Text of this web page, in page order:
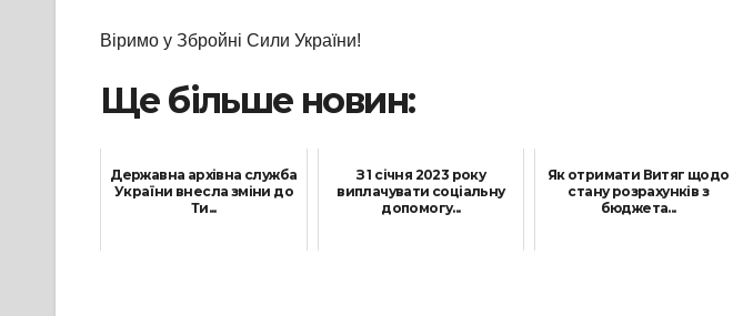
Віримо у Збройні Сили України!
Ще більше новин:
Державна архівна служба
України внесла зміни до
Ти...
З 1 січня 2023 року
виплачувати соціальну
допомогу...
Як отримати Витяг щодо
стану розрахунків з
бюджета...